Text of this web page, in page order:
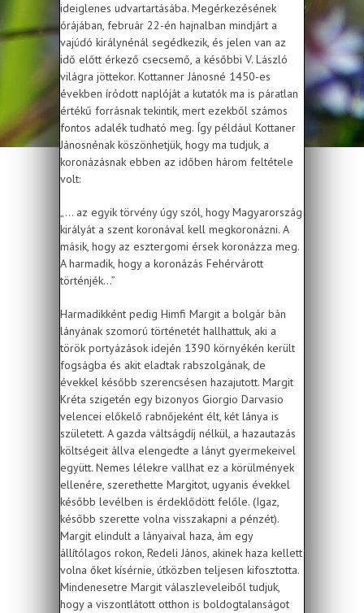
ideiglenes udvartartásába. Megérkezésének
órájában, február 22-én hajnalban mindjárt a
vajúdó királynénál segédkezik, és jelen van az
idő előtt érkező csecsemő, a későbbi V. László
világra jöttekor. Kottanner Jánosné 1450-es
években íródott naplóját a kutatók ma is páratlan
értékű forrásnak tekintik, mert ezekből számos
fontos adalék tudható meg. Így például Kottaner
Jánosnénak köszönhetjük, hogy ma tudjuk, a
koronázásnak ebben az időben három feltétele
volt:
„... az egyik törvény úgy szól, hogy Magyarország
királyát a szent koronával kell megkoronázni. A
másik, hogy az esztergomi érsek koronázza meg.
A harmadik, hogy a koronázás Fehérvárott
történjék...”
Harmadikként pedig Himfi Margit a bolgár bán
lányának szomorú történetét hallhattuk, aki a
török portyázások idején 1390 környékén került
fogságba és akit eladtak rabszolgának, de
évekkel később szerencsésen hazajutott. Margit
Kréta szigetén egy bizonyos Giorgio Darvasio
velencei előkelő rabnőjeként élt, két lánya is
született. A gazda váltságdíj nélkül, a hazautazás
költségeit állva elengedte a lányt gyermekeivel
együtt. Nemes lélekre vallhat ez a körülmények
ellenére, szerethette Margitot, ugyanis évekkel
később levélben is érdeklődött felőle. (Igaz,
később szerette volna visszakapni a pénzét).
Margit elindult a lányaival haza, ám egy
állítólagos rokon, Redeli János, akinek haza kellett
volna őket kísérnie, útközben teljesen kifosztotta.
Mindenesetre Margit válaszleveleiből tudjuk,
hogy a viszontlátott otthon is boldogtalanságot